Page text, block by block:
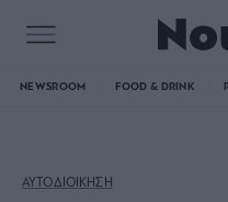
NEWSROOM FOOD & DRINK
ΑΥΤΟΔΙΟΙΚΗΣΗ